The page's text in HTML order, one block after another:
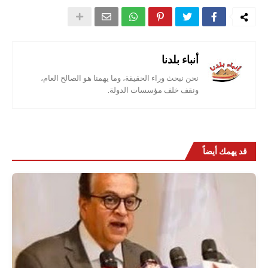
أنباء بلدنا
نحن نبحث وراء الحقيقة، وما يهمنا هو الصالح العام،
ونقف خلف مؤسسات الدولة.
قد يهمك أيضاً